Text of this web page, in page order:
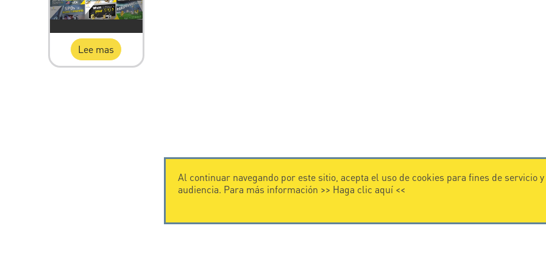
Lee mas
Al continuar navegando por este sitio, acepta el uso de cookies para fines de servicio
audiencia. Para más información >> Haga clic aquí<<